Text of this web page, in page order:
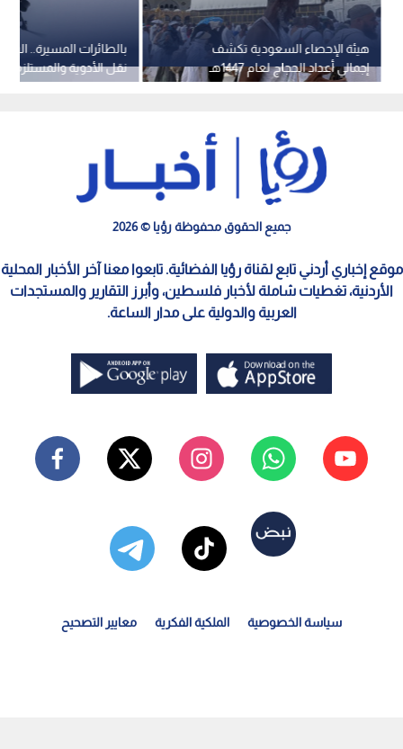
بالطائرات المسيرة..
نقل الأدوية
لخدمة ضيوف الرحمن
هيئة الإحصاء السعودية تكشف
إجمالي أعداد الحجاج لعام 1447هـ
جميع الحقوق محفوظة رؤيا © 2026
موقع إخباري أردني تابع لقناة رؤيا الفضائية. تابعوا معنا آخر الأخبار المحلية
الأردنية، تغطيات شاملة لأخبار فلسطين، وأبرز التقارير والمستجدات
العربية والدولية على مدار الساعة.
سياسة الخصوصية الملكية الفكرية معايير التصحيح